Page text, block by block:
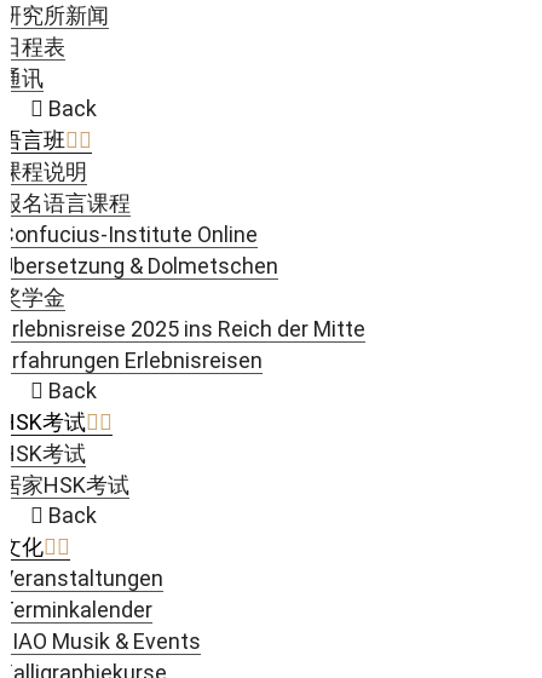
研究所新闻
日程表
通讯
Back
语言班
课程说明
报名语言课程
Confucius-Institute Online
Übersetzung & Dolmetschen
奖学金
Erlebnisreise 2025 ins Reich der Mitte
Erfahrungen Erlebnisreisen
Back
HSK考试
HSK考试
居家HSK考试
Back
文化
Veranstaltungen
Terminkalender
JIAO Musik & Events
Kalligraphiekurse